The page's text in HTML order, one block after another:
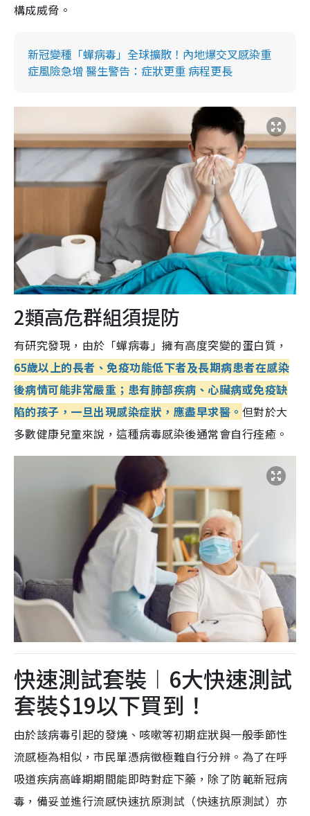
構成威脅。
新冠變種「蟬病毒」全球擴散！內地爆交叉感染重
症風險急增 醫生警告：症狀更重 病程更長
2類高危群組須提防
有研究發現，由於「蟬病毒」擁有高度突變的蛋白質，
65歲以上的長者、免疫功能低下者及長期病患者在感染
後病情可能非常嚴重；患有肺部疾病、心臟病或免疫缺
陷的孩子，一旦出現感染症狀，應盡早求醫。 但對於大
多數健康兒童來說，這種病毒感染後通常會自行痊癒。
快速測試套裝︱6大快速測試
套裝$19以下買到！
由於該病毒引起的發燒、咳嗽等初期症狀與一般季節性
流感極為相似，市民單憑病徵極難自行分辨。為了在呼
吸道疾病高峰期期間能即時對症下藥，除了防範新冠病
毒，備妥並進行流感快速抗原測試（快速抗原測試）亦